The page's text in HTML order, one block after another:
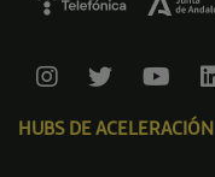
HUBS DE ACELERACIÓN